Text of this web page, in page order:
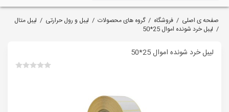
صفحه ی اصلی / فروشگاه /گروه های محصولات / لیبل و رول حرارتی / لیبل متال
/ لیبل خرد شونده اموال 25*50
لیبل خرد شونده اموال 25*50